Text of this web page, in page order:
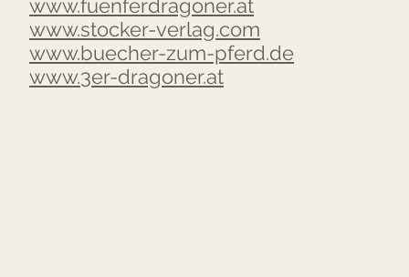
www.fuenferdragoner.at
www.stocker-verlag.com
www.buecher-zum-pferd.de
www.3er-dragoner.at